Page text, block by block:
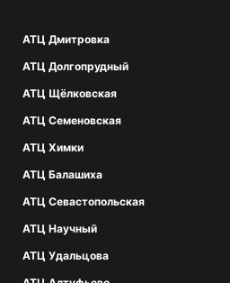
АТЦ Дмитровка
АТЦ Долгопрудный
АТЦ Щёлковская
АТЦ Семеновская
АТЦ Химки
АТЦ Балашиха
АТЦ Севастопольская
АТЦ Научный
АТЦ Удальцова